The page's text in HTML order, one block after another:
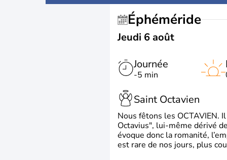
Éphéméride
Jeudi 6 août
Journée
-5 min
Saint Octavien
Nous fêtons les OCTAVIEN.
Octavius", lui-même dérivé
évoque donc la romanité,
est rare de nos jours, plus